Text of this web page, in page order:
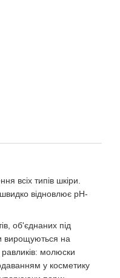
всіх типів шкіри.
відновлює pH-
об'єднаних під
вирощуються на
молюски
у косметику